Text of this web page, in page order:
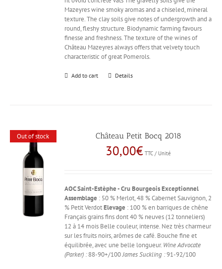
Mazeyres wine smoky aromas and a chiseled, mineral
texture. The clay soils give notes of undergrowth and a
round, fleshy structure. Biodynamic farming favours
finesse and freshness. The texture of the wines of
Château Mazeyres always offers that velvety touch
characteristic of great Pomerols.
Add to cart Details
Out of stock Château Petit Bocq 2018
30,00€ TTC / Unité
AOC Saint-Estèphe - Cru Bourgeois Exceptionnel
Assemblage : 50 % Merlot, 48 % Cabernet Sauvignon, 2
% Petit VerdotElevage : 100 % en barriques de chêne
Français grains fins dont 40 % neuves (12 tonneliers)
12 à 14 mois Belle couleur, intense. Nez très charmeur
sur les fruits noirs, arômes de café. Bouche fine et
équilibrée, avec une belle longueur. Wine Advocate
(Parker) :88-90+/100James Suckling :91-92/100